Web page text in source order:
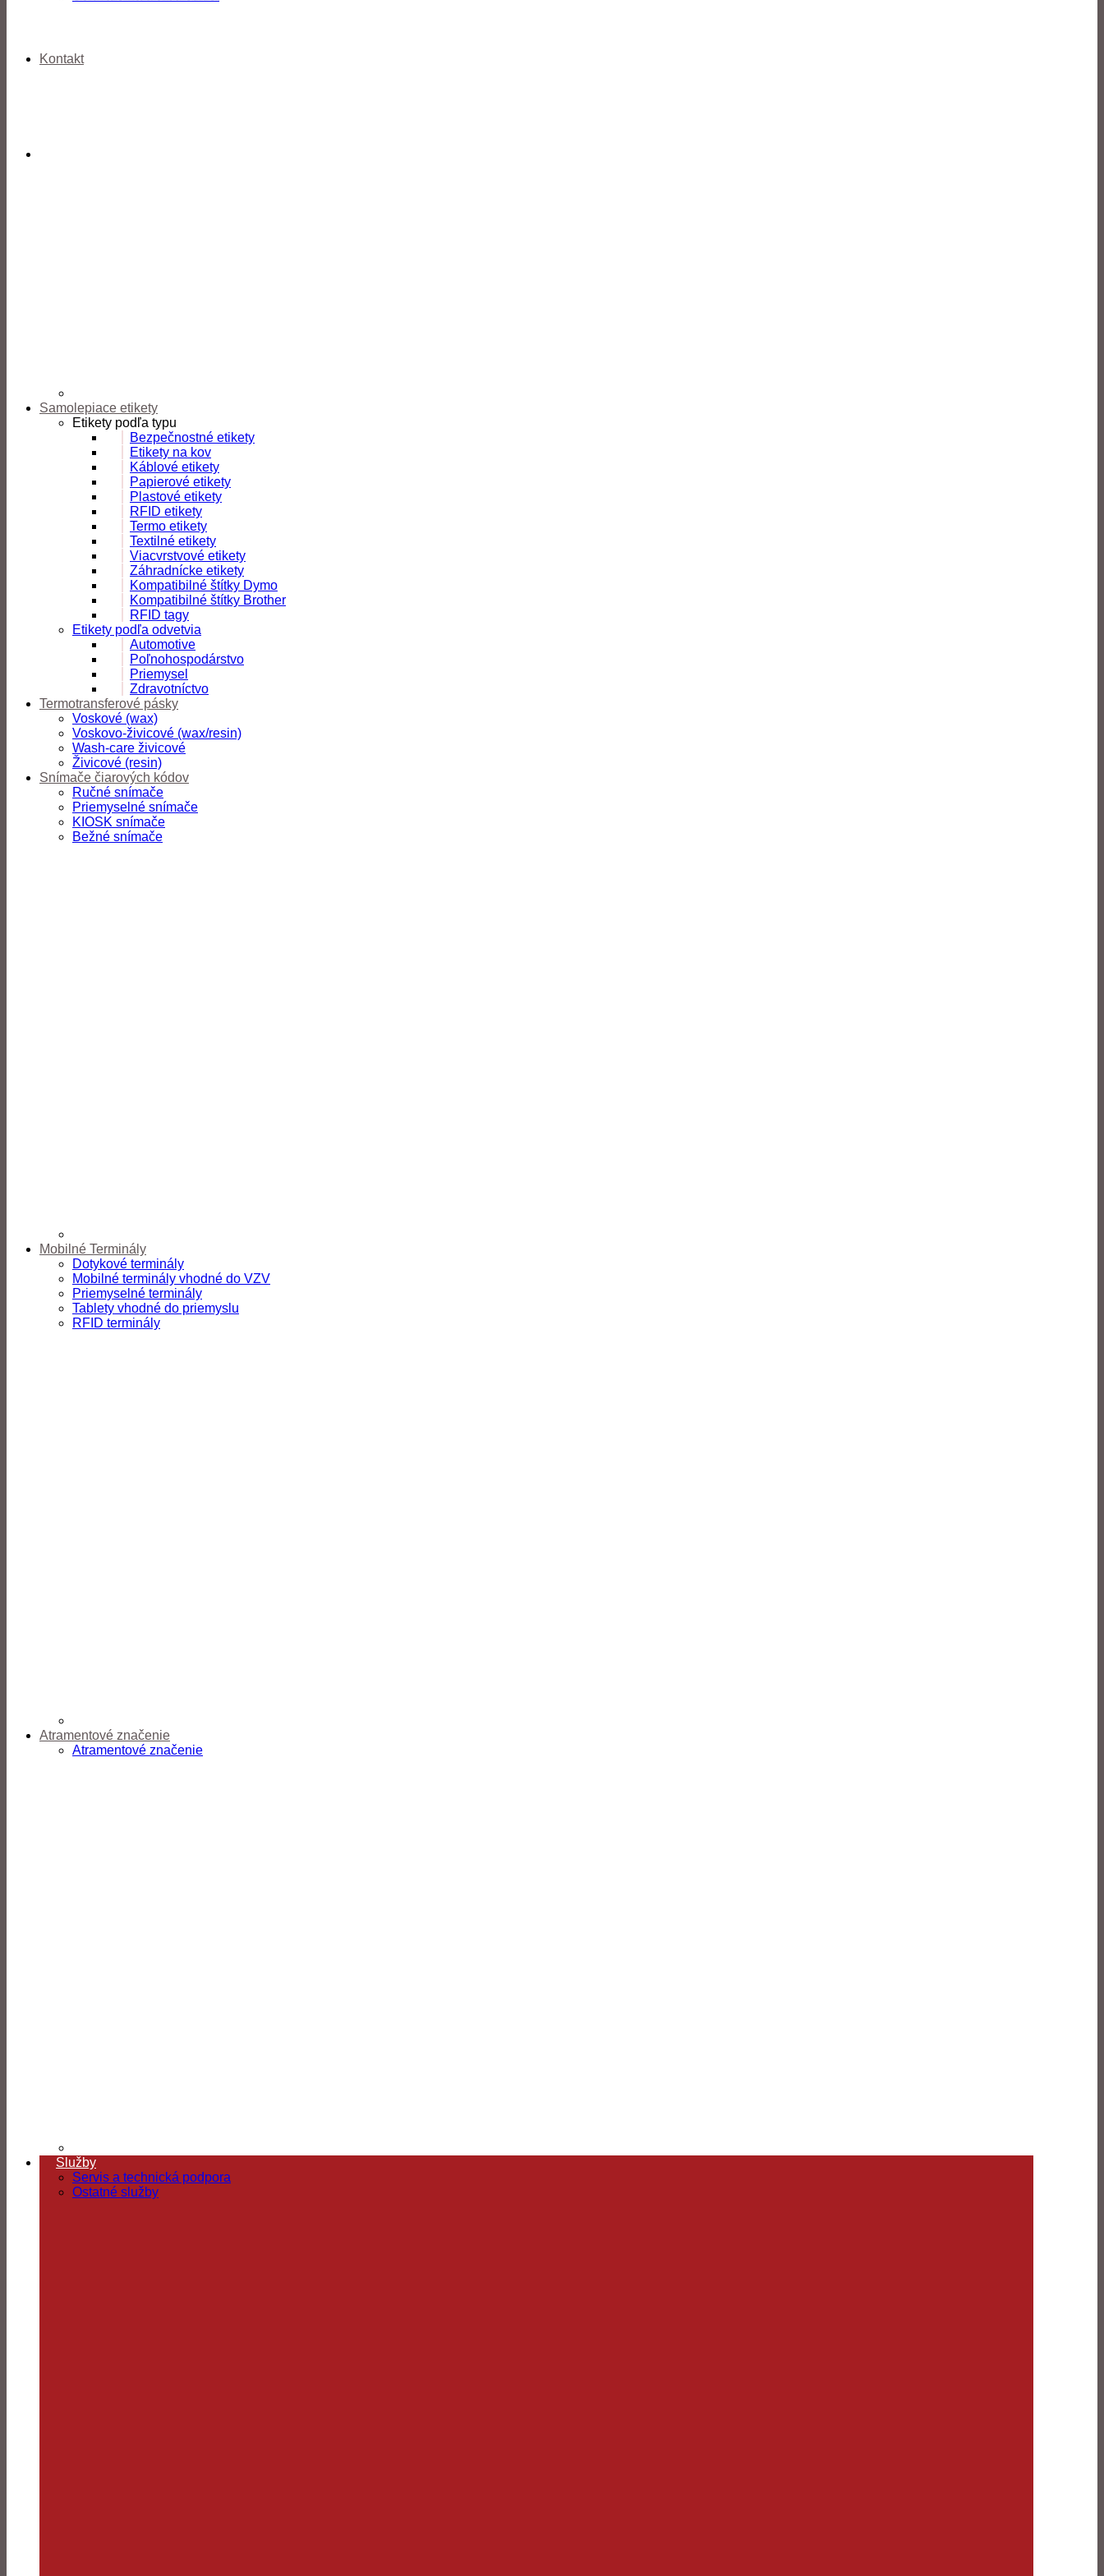
Kontakt
Samolepiace etikety
Etikety podľa typu
Bezpečnostné etikety
Etikety na kov
Káblové etikety
Papierové etikety
Plastové etikety
RFID etikety
Termo etikety
Textilné etikety
Viacvrstvové etikety
Záhradnícke etikety
Kompatibilné štítky Dymo
Kompatibilné štítky Brother
RFID tagy
Etikety podľa odvetvia
Automotive
Poľnohospodárstvo
Priemysel
Zdravotníctvo
Termotransferové pásky
Voskové (wax)
Voskovo-živicové (wax/resin)
Wash-care živicové
Živicové (resin)
Snímače čiarových kódov
Ručné snímače
Priemyselné snímače
KIOSK snímače
Bežné snímače
Mobilné Terminály
Dotykové terminály
Mobilné terminály vhodné do VZV
Priemyselné terminály
Tablety vhodné do priemyslu
RFID terminály
Atramentové značenie
Atramentové značenie
Služby
Servis a technická podpora
Ostatné služby